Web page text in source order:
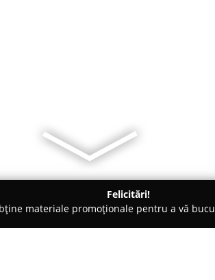
Felicitări!
materiale promoționale pentru a vă